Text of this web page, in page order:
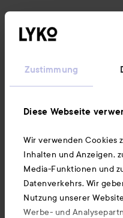
Zustimmung
Diese Webseite
Wir verwenden Cookies
Inhalten und Anzeigen,
Media-Funktionen und
Datenverkehrs. Wir
Nutzung unserer
Werbe- und
Kundenservice
Informationen
Ebenfalls
Unsere App